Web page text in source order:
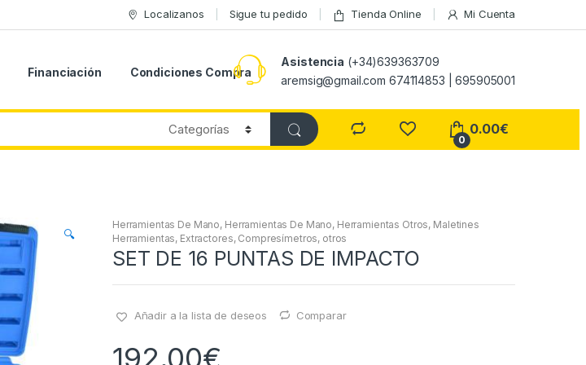
Localizanos Sigue tu pedido Tienda Online Mi Cuenta
Financiación Condiciones Compra
Asistencia (+34)639363709
aremsig@gmail.com 674114853 | 695905001
0
0.00€
🔍
Herramientas De Mano, Herramientas De Mano, Herramientas Otros, Maletines
Herramientas, Extractores, Compresímetros, otros
SET DE 16 PUNTAS DE IMPACTO
Añadir a la lista de deseos Comparar
192.00€